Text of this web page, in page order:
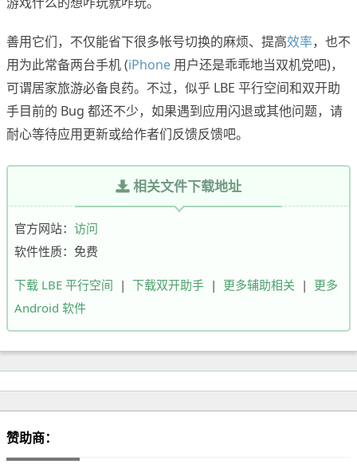
善用它们，不仅能省下很多帐号切换的麻烦、提高效率，也不
用为此常备两台手机 (iPhone 用户还是乖乖地当双机党吧)，
可谓居家旅游必备良药。不过，似乎 LBE 平行空间和双开助
手目前的 Bug 都还不少，如果遇到应用闪退或其他问题，请
耐心等待应用更新或给作者们反馈反馈吧。
相关文件下载地址
官方网站： 访问
软件性质：免费
下载 LBE 平行空间 | 下载双开助手 | 更多辅助相关 | 更多
Android 软件
赞助商：